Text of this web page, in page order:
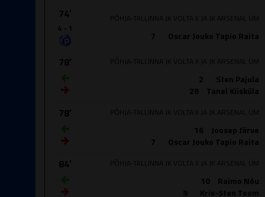
74′
4 - 1
7 Oscar Jouko Tapio Raita
PÕHJA-TALLINNA JK VOLTA II JA JK ARSENAL ÜM
78′
2
Sten Pajula
28
Tanel Kiisküla
PÕHJA-TALLINNA JK VOLTA II JA JK ARSENAL ÜM
78′
16
Joosep Järve
7
Oscar Jouko Tapio Raita
PÕHJA-TALLINNA JK VOLTA II JA JK ARSENAL ÜM
84′
10
Raimo Nõu
9
Kris-Sten Toom
PÕHJA-TALLINNA JK VOLTA II JA JK ARSENAL ÜM